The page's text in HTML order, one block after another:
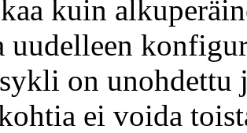
kuin
uudelleen
on unohdettu
ei voida